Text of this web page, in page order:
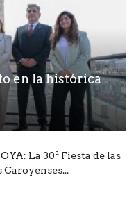
en la histórica
La 30ª Fiesta de las